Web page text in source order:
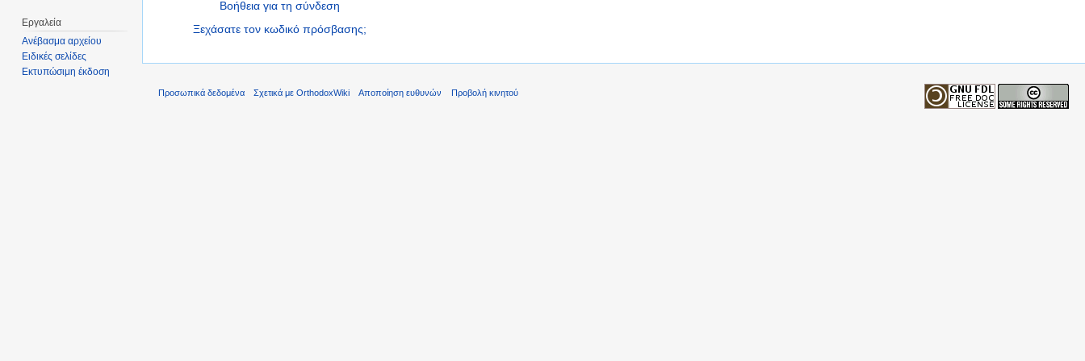
Βοήθεια για τη σύνδεση
Ξεχάσατε τον κωδικό πρόσβασης;
Εργαλεία
Ανέβασμα αρχείου
Ειδικές σελίδες
Εκτυπώσιμη έκδοση
Προσωπικά δεδομένα Σχετικά με OrthodoxWiki Αποποίηση ευθυνών Προβολή κινητού